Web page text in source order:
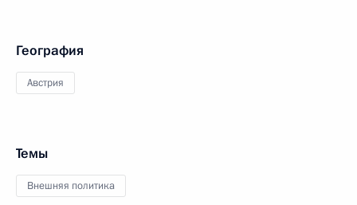
География
Австрия
Темы
Внешняя политика